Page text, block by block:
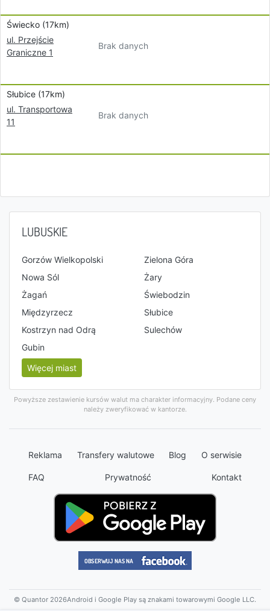
Świecko (17km)
ul. Przejście
Graniczne 1
Brak danych
Słubice (17km)
ul. Transportowa
11
Brak danych
LUBUSKIE
Gorzów Wielkopolski
Zielona Góra
Nowa Sól
Żary
Żagań
Świebodzin
Międzyrzecz
Słubice
Kostrzyn nad Odrą
Sulechów
Gubin
Więcej miast
Powyższe zestawienie kursów walut ma charakter informacyjny. Podane ceny
należy zweryfikować w kantorze.
Reklama Transfery walutowe Blog O serwisie
FAQ Prywatność Kontakt
© Quantor 2026Android i Google Play są znakami towarowymi Google LLC.